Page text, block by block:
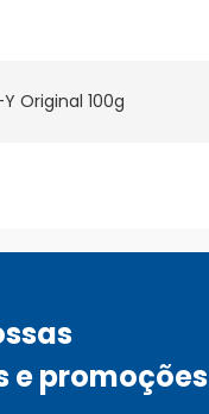
Original 100g
e promoções